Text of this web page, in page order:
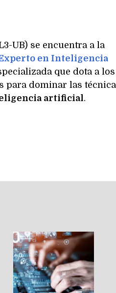
UB) se encuentra a la
en Inteligencia
que dota a los
para dominar las
artificial.